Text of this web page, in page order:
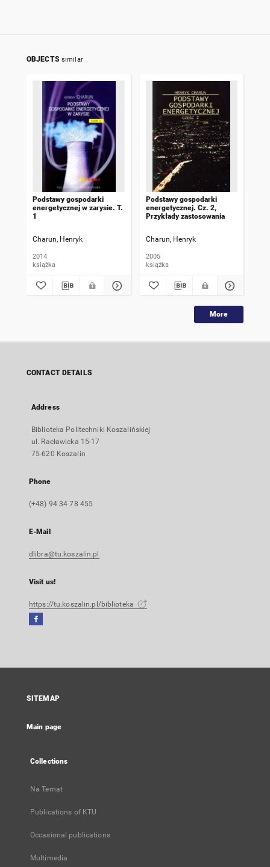
OBJECTS similar
Podstawy gospodarki
energetycznej w zarysie. T.
1
Charun, Henryk
2014
książka
Podstawy gospodarki
energetycznej. Cz. 2,
Przykłady zastosowania
Charun, Henryk
2005
książka
More
CONTACT DETAILS
Address
Biblioteka Politechniki Koszalińskiej
ul. Racławicka 15-17
75-620 Koszalin
Phone
(+48) 94 34 78 455
E-Mail
dlibra@tu.koszalin.pl
Visit us!
https://tu.koszalin.pl/biblioteka
Facebook
open
new
SITEMAP
Main page
Collections
Na Temat
Publications of KTU
Occasional publications
Multimedia